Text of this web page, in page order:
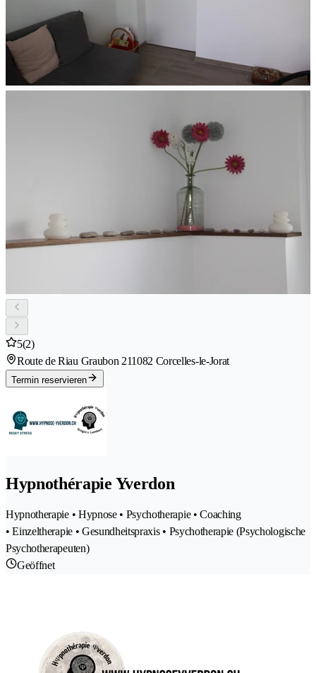
5(2)
Route de Riau Graubon 211082 Corcelles-le-Jorat
Termin reservieren
Hypnothérapie Yverdon
Hypnotherapie • Hypnose • Psychotherapie • Coaching
• Einzeltherapie • Gesundheitspraxis • Psychotherapie (Psychologische
Psychotherapeuten)
Geöffnet